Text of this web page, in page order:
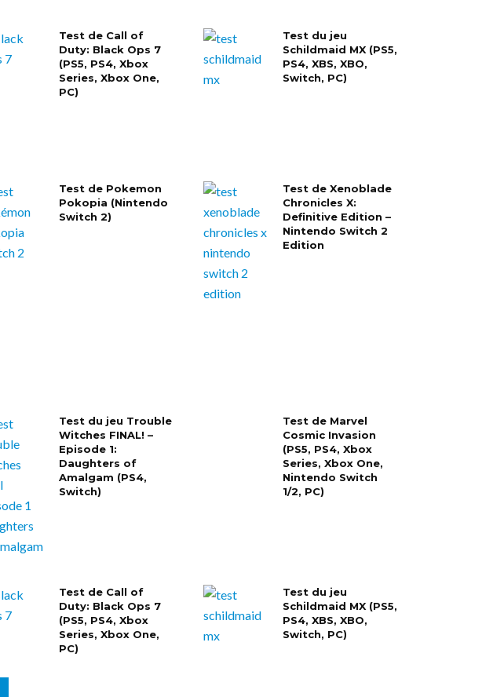
Test de Call of
Duty: Black Ops 7
(PS5, PS4, Xbox
Series, Xbox One,
PC)
Test du jeu
Schildmaid MX (PS5,
PS4, XBS, XBO,
Switch, PC)
Test de Pokemon
Pokopia (Nintendo
Switch 2)
Test de Xenoblade
Chronicles X:
Definitive Edition –
Nintendo Switch 2
Edition
Test du jeu Trouble
Witches FINAL! –
Episode 1:
Daughters of
Amalgam (PS4,
Switch)
Test de Marvel
Cosmic Invasion
(PS5, PS4, Xbox
Series, Xbox One,
Nintendo Switch
1/2, PC)
Test de Call of
Duty: Black Ops 7
(PS5, PS4, Xbox
Series, Xbox One,
PC)
Test du jeu
Schildmaid MX (PS5,
PS4, XBS, XBO,
Switch, PC)